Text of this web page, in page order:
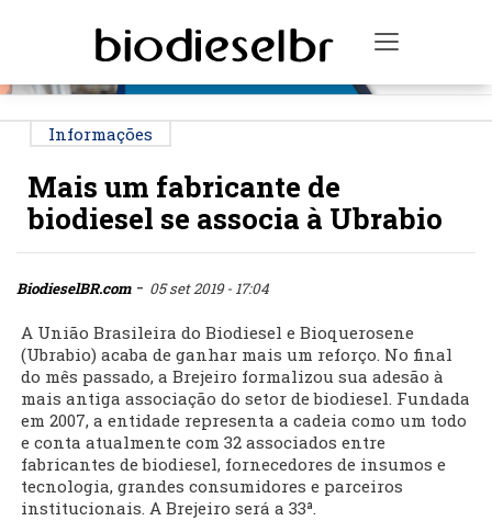
Toggle
Informações
Mais um fabricante de
biodiesel se associa à Ubrabio
BiodieselBR.com- 05 set 2019 - 17:04
A União Brasileira do Biodiesel e Bioquerosene
(Ubrabio) acaba de ganhar mais um reforço. No final
do mês passado, a Brejeiro formalizou sua adesão à
mais antiga associação do setor de biodiesel. Fundada
em 2007, a entidade representa a cadeia como um todo
e conta atualmente com 32 associados entre
fabricantes de biodiesel, fornecedores de insumos e
tecnologia, grandes consumidores e parceiros
institucionais. A Brejeiro será a 33ª.